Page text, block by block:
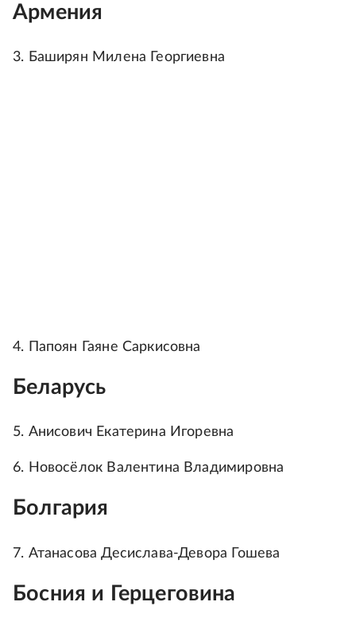
Армения
3. Баширян Милена Георгиевна
4. Папоян Гаяне Саркисовна
Беларусь
5. Анисович Екатерина Игоревна
6. Новосёлок Валентина Владимировна
Болгария
7. Атанасова Десислава-Девора Гошева
Босния и Герцеговина